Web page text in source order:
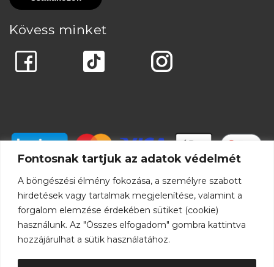
Fontosnak tartjuk az adatok védelmét
A böngészési élmény fokozása, a személyre szabott
hirdetések vagy tartalmak megjelenítése, valamint a
forgalom elemzése érdekében sütiket (cookie)
használunk. Az "Összes elfogadom" gombra kattintva
hozzájárulhat a sütik használatához.
Kövess minket